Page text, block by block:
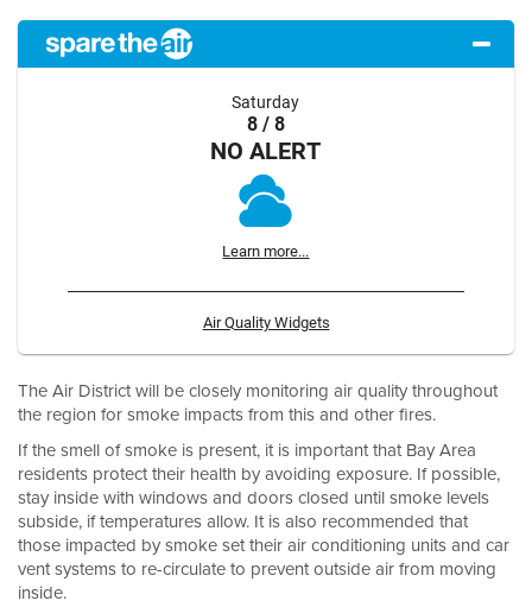
Saturday
8 / 8
NO ALERT
Learn more...
Air Quality Widgets
The Air District will be closely monitoring air quality throughout
the region for smoke impacts from this and other fires.
If the smell of smoke is present, it is important that Bay Area
residents protect their health by avoiding exposure. If possible,
stay inside with windows and doors closed until smoke levels
subside, if temperatures allow. It is also recommended that
those impacted by smoke set their air conditioning units and car
vent systems to re-circulate to prevent outside air from moving
inside.